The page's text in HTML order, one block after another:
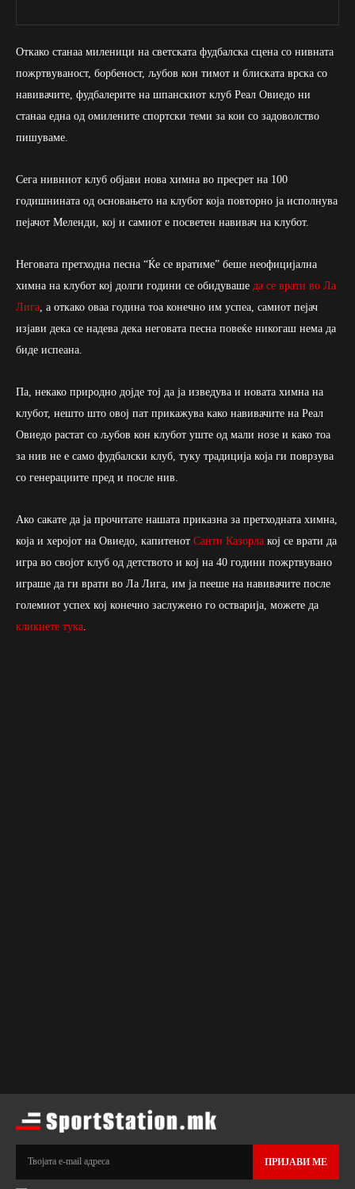
Откако станаа миленици на светската фудбалска сцена со нивната
пожртвуваност, борбеност, љубов кон тимот и блиската врска со
навивачите, фудбалерите на шпанскиот клуб Реал Овиедо ни
станаа една од омилените спортски теми за кои со задоволство
пишуваме.
Сега нивниот клуб објави нова химна во пресрет на 100
годишнината од основањето на клубот која повторно ја исполнува
пејачот Меленди, кој и самиот е посветен навивач на клубот.
Неговата претходна песна “Ќе се вратиме” беше неофицијална
химна на клубот кој долги години се обидуваше да се врати во Ла
Лига , а откако оваа година тоа конечно им успеа, самиот пејач
изјави дека се надева дека неговата песна повеќе никогаш нема да
биде испеана.
Па, некако природно дојде тој да ја изведува и новата химна на
клубот, нешто што овој пат прикажува како навивачите на Реал
Овиедо растат со љубов кон клубот уште од мали нозе и како тоа
за нив не е само фудбалски клуб, туку традиција која ги поврзува
со генерациите пред и после нив.
Ако сакате да ја прочитате нашата приказна за претходната химна,
која и херојот на Овиедо, капитенот Санти Казорла кој се врати да
игра во својот клуб од детството и кој на 40 години пожртвувано
играше да ги врати во Ла Лига, им ја пееше на навивачите после
големиот успех кој конечно заслужено го остварија, можете да
кликнете тука
ПРИЈАВИ МЕ